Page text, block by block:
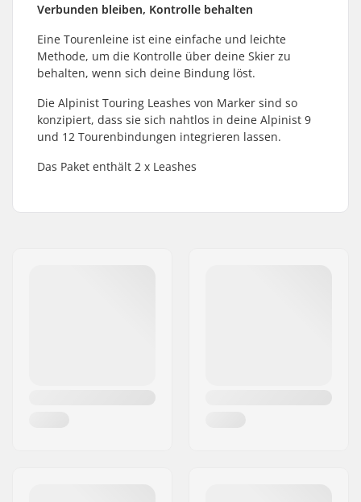
Verbunden bleiben, Kontrolle behalten
Eine Tourenleine ist eine einfache und leichte
Methode, um die Kontrolle über deine Skier zu
behalten, wenn sich deine Bindung löst.
Die Alpinist Touring Leashes von Marker sind so
konzipiert, dass sie sich nahtlos in deine Alpinist 9
und 12 Tourenbindungen integrieren lassen.
Das Paket enthält 2 x Leashes